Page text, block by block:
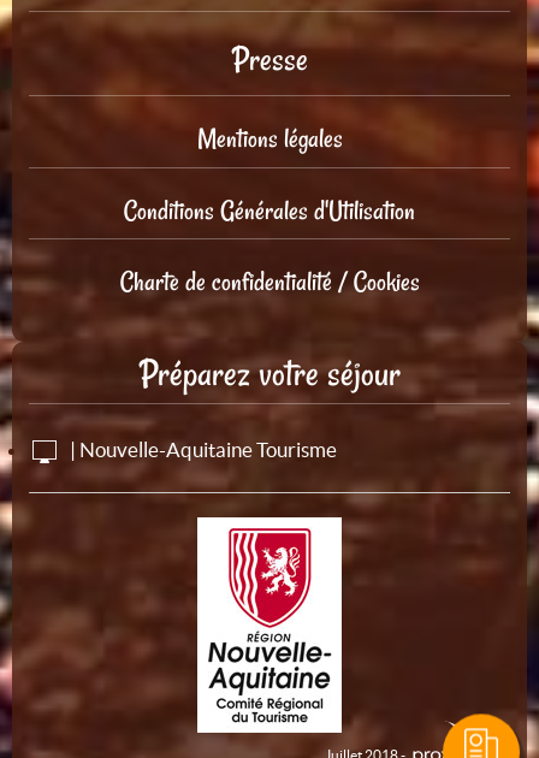
Presse
Mentions légales
Conditions Générales d'Utilisation
Charte de confidentialité / Cookies
Préparez votre séjour
| Nouvelle-Aquitaine Tourisme